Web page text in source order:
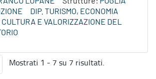
DIP. TURISMO, ECONOMIA
E VALORIZZAZIONE DEL
Mostrati 1 - 7 su 7 risultati.